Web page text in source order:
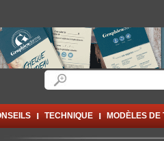
TECHNIQUE MODÈLES DE